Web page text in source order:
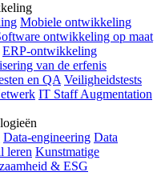
Mobiele ontwikkeling
ontwikkeling op maat
ERP-ontwikkeling
van de erfenis
en QA Veiligheidstests
IT Staff Augmentation
Data-engineering Data
leren Kunstmatige
& ESG